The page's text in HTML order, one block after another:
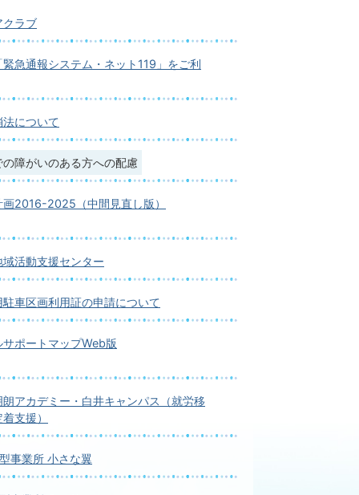
クラブ
急通報システム・ネット119」をご利
について
障がいのある方への配慮
2016-2025（中間見直し版）
活動支援センター
車区画利用証の申請について
ポートマップWeb版
アカデミー・白井キャンパス（就労移
支援）
事業所 小さな翼